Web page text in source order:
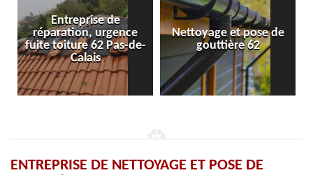
de
Pas-de-
Nettoyage et pose de
gouttière 62
Pose et
velux 62
ENTREPRISE DE NETTOYAGE ET POSE DE